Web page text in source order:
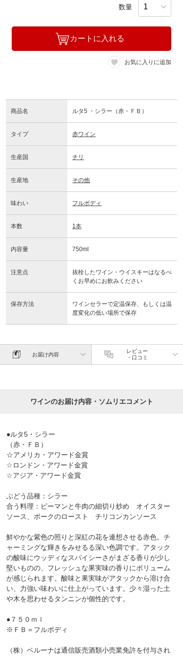
数量
カートに入れる
お気に入りに追加
商品名 ルタ5 ・シラー（赤・ＦＢ）
タイプ 赤ワイン
生産国 チリ
生産地 その他
味わい フルボディ
本数 1本
内容量 750ml
注意点
抜栓したワイン・ウイスキーはなるべ
くお早めにお飲みください
保存方法
ワインセラーで定温保存、もしくは温
度変化の低い場所で保存
お届け内容
レビュー
・口コミ
ワインのお届け内容・ソムリエコメント
●ルタ5・シラー
（赤・ＦＢ）
☆アメリカ・アワード金賞
☆ロンドン・アワード金賞
☆アジア・アワード金賞
ぶどう品種：シラー
合う料理：ピーマンと牛肉の細切り炒め オイスター
ソース、ポークのロースト チリコンカンソース
鮮やかな紫色の照りと深紅の花を連想させる赤色。チ
ャーミングな輝きをみせるる深い色調です。アタック
の酸味にウッディなスパイシーさがまざる香りが少し
堅いものの、フレッシュな果実味の香りにボリューム
が感じられます。酸味と果実味がアタックから溶け合
い、力強い味わいに仕上がっています。少々湿った土
や木を思わせるタンニンが個性的です。
●７５０ｍｌ
※ＦＢ＝フルボディ
（株）ベルーナは通信販売酒類小売業免許を付与され